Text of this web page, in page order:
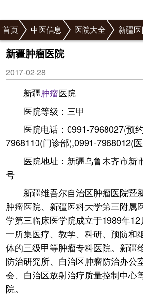
首页 中医信息 医院大全 新疆
新疆肿瘤医院
2017-02-28
新疆肿瘤医院
医院等级：三甲
医院电话：0991-7968027(预
7968110(门诊部),0991-7968012(
医院地址：新疆乌鲁木齐市新
号
新疆维吾尔自治区肿瘤医院暨
肿瘤医院、新疆医科大学第三附属
学第三临床医学院成立于1989年
一所集医疗、教学、科研、预防和
体的三级甲等肿瘤专科医院。新疆
防治研究所、自治区肿瘤防治办公
会、自治区放射治疗质量控制中心
院。